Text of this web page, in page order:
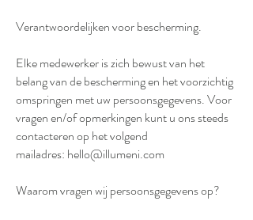
Verantwoordelijken voor bescherming.
Elke medewerker is zich bewust van het
belang van de bescherming en het voorzichtig
omspringen met uw persoonsgegevens. Voor
vragen en/of opmerkingen kunt u ons steeds
contacteren op het volgend
mailadres: hello@illumeni.com
Waarom vragen wij persoonsgegevens op?